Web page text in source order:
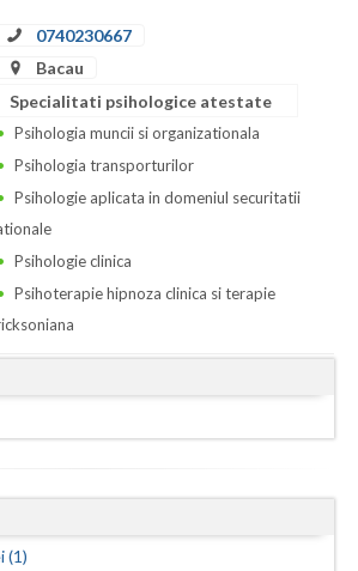
0740230667
Bacau
Specialitati psihologice atestate
Psihologia muncii si organizationala
Psihologia transporturilor
Psihologie aplicata in domeniul securitatii
Psihologie clinica
Psihoterapie hipnoza clinica si terapie
(1)